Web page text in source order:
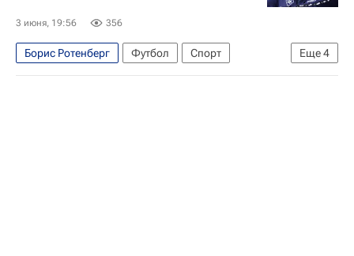
3 июня, 19:56 356
Еще4
Борис Ротенберг Футбол
Спорт
Игорь Осинькин
Сочи